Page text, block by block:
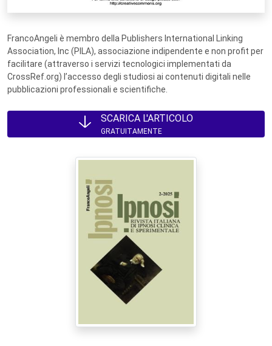
FrancoAngeli è membro della Publishers International Linking
Association, Inc (PILA), associazione indipendente e non profit per
facilitare (attraverso i servizi tecnologici implementati da
CrossRef.org) l’accesso degli studiosi ai contenuti digitali nelle
pubblicazioni professionali e scientifiche.
SCARICA L'ARTICOLO
GRATUITAMENTE